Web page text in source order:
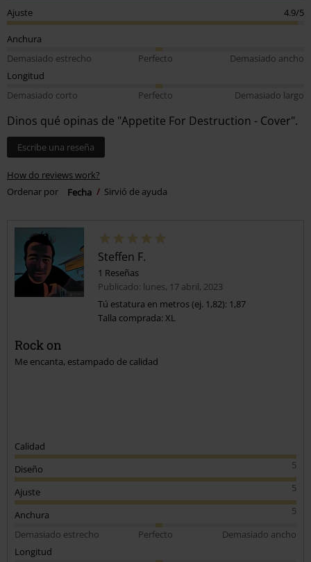
Ajuste 4.9/5
Anchura
Demasiado estrecho
Perfecto
Demasiado ancho
Longitud
Demasiado corto
Perfecto Demasiado largo
Dinos qué opinas de "Appetite For Destruction - Cover".
Escribe una reseña
How do reviews work?
Ordenar por
Fecha Sirvió de ayuda
Steffen F.
1 Reseñas
Publicado: lunes, 17 abril, 2023
Tú estatura en metros (ej. 1,82): 1,87
Talla comprada: XL
Rock on
Me encanta, estampado de calidad
Calidad
5
Diseño
5
Ajuste
5
Anchura
Demasiado estrecho
Perfecto
Demasiado ancho
Longitud